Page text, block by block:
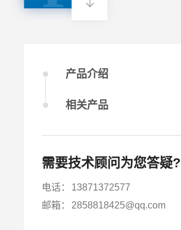
产品介绍
相关产品
需要技术顾问为您答疑?
电话：
13871372577
邮箱：
2858818425@qq.com